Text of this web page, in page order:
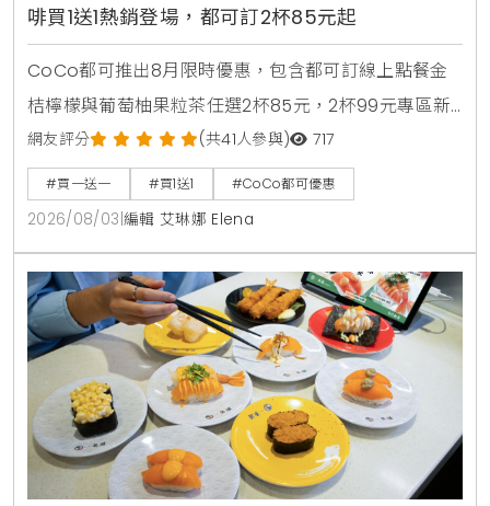
啡買1送1熱銷登場，都可訂2杯85元起
CoCo都可推出8月限時優惠，包含都可訂線上點餐金
桔檸檬與葡萄柚果粒茶任選2杯85元，2杯99元專區新
上架粉角檸檬冬瓜，每週一二指定咖啡買1送1，8月5日
週三好友日更祭出百香雙響炮買1送1優惠。
網友評分 (共41人參與) 717
#買一送一 #買1送1 #CoCo都可優惠
2026/08/03 編輯 艾琳娜 Elena